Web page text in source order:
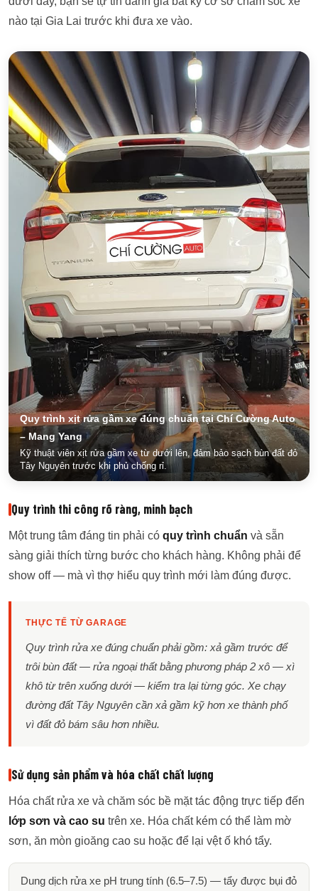
nào tại Gia Lai trước khi đưa xe vào.
Quy trình xịt rửa gầm xe đúng chuẩn tại Chí Cường Auto
– Mang Yang
Kỹ thuật viên xịt rửa gầm xe từ dưới lên, đảm bảo sạch bùn đất đỏ
Tây Nguyên trước khi phủ chống rỉ.
Quy trình thi công rõ ràng, minh bạch
Một trung tâm đáng tin phải có quy trình chuẩn và sẵn
sàng giải thích từng bước cho khách hàng. Không phải để
show off — mà vì thợ hiểu quy trình mới làm đúng được.
THỰC TẾ TỪ GARAGE
Quy trình rửa xe đúng chuẩn phải gồm: xả gầm trước để
trôi bùn đất — rửa ngoại thất bằng phương pháp 2 xô — xì
khô từ trên xuống dưới — kiểm tra lại từng góc. Xe chạy
đường đất Tây Nguyên cần xả gầm kỹ hơn xe thành phố
vì đất đỏ bám sâu hơn nhiều.
Sử dụng sản phẩm và hóa chất chất lượng
Hóa chất rửa xe và chăm sóc bề mặt tác động trực tiếp đến
lớp sơn và cao su trên xe. Hóa chất kém có thể làm mờ
sơn, ăn mòn gioăng cao su hoặc để lại vệt ố khó tẩy.
Dung dịch rửa xe pH trung tính (6.5–7.5) — tẩy được bụi đỏ